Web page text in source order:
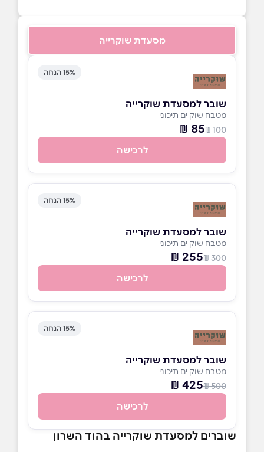
מסעדת שוקרייה
15% הנחה
שובר למסעדת שוקרייה
מטבח שוק ים תיכוני
100 ₪
85 ₪
לרכישה
15% הנחה
שובר למסעדת שוקרייה
מטבח שוק ים תיכוני
300 ₪
255 ₪
לרכישה
15% הנחה
שובר למסעדת שוקרייה
מטבח שוק ים תיכוני
500 ₪
425 ₪
לרכישה
שוברים למסעדת שוקרייה בהוד השרון